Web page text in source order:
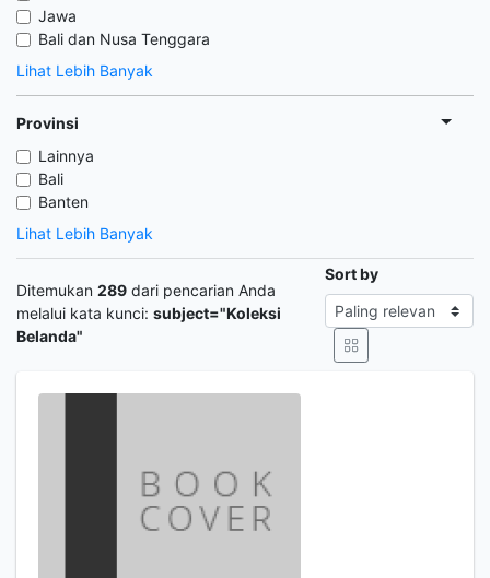
Jawa
Bali dan Nusa Tenggara
Lihat Lebih Banyak
Provinsi
Lainnya
Bali
Banten
Lihat Lebih Banyak
Ditemukan 289 dari pencarian Anda
melalui kata kunci: subject="Koleksi
Belanda"
Sort by